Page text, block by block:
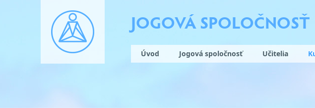
JOGOVÁ SPOLOČNOSŤ
Úvod Jogová spoločnosť Učitelia